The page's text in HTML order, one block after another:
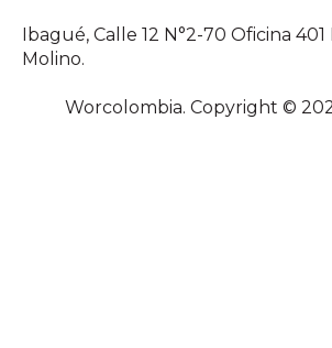
Ibagué, Calle 12 N°2-70 Oficina 401
Molino.
Worcolombia. Copyright ©